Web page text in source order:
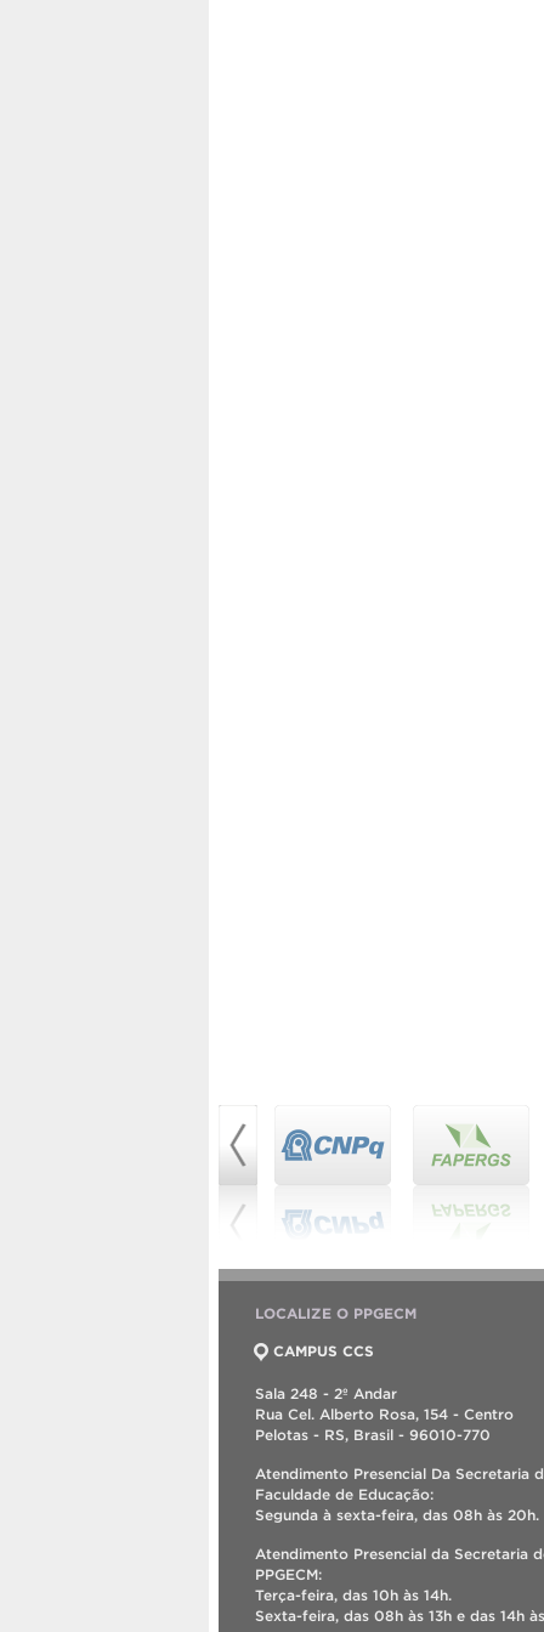
LOCALIZE O PPGECM
CAMPUS CCS
Sala 248 - 2º Andar
Rua Cel. Alberto Rosa, 154 - Centro
Pelotas - RS, Brasil - 96010-770
Atendimento Presencial Da Secretaria
Faculdade de Educação:
Segunda à sexta-feira, das 08h às 20h.
Atendimento Presencial da Secretaria
PPGECM:
Terça-feira, das 10h às 14h.
Sexta-feira, das 08h às 13h e das 14h